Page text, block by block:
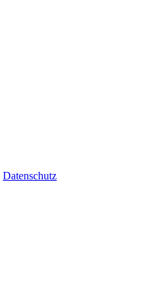
Datenschutz